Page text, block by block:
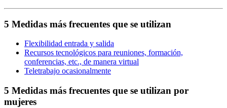
5 Medidas más frecuentes que se utilizan
Flexibilidad entrada y salida
Recursos tecnológicos para reuniones, formación,
conferencias, etc., de manera virtual
Teletrabajo ocasionalmente
5 Medidas más frecuentes que se utilizan por
mujeres